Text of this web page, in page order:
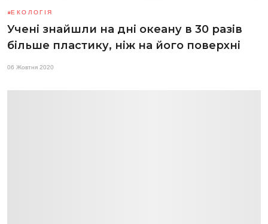
ЕКОЛОГІЯ
Учені знайшли на дні океану в 30 разів
більше пластику, ніж на його поверхні
06 Жовтня 2020